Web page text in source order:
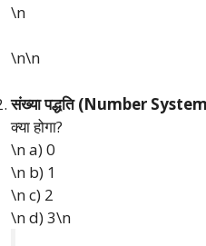
\n
\n\n
संख्या पद्धति (Number
क्या होगा?
\n a) 0
\n b) 1
\n c) 2
\n d) 3\n